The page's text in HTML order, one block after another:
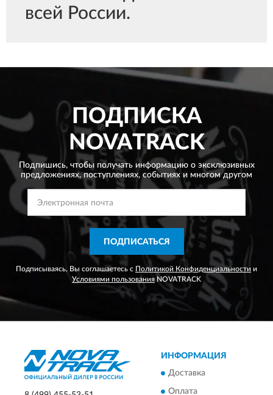
всей России.
ПОДПИСКА
NOVATRACK
Подпишись, чтобы получать информацию о эксклюзивных
предложениях,поступлениях, событиях и многом другом
ПОДПИСАТЬСЯ
Подписываясь, Вы соглашаетесь с Политикой Конфиденциальности и
Условиями пользования NOVATRACK
ИНФОРМАЦИЯ
Доставка
Оплата